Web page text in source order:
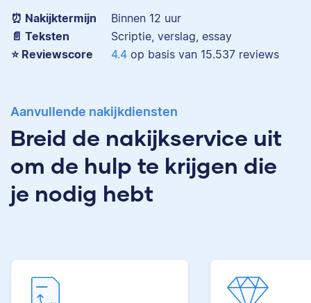
⏰ Nakijktermijn
Binnen 12 uur
📄 Teksten
Scriptie, verslag, essay
⭐️ Reviewscore
4.4 op basis van 15.537 reviews
Aanvullende nakijkdiensten
Breid de nakijkservice uit
om de hulp te krijgen die
je nodig hebt
geredigeerd.
Erica heeft Nederlands
gestudeerd en met 3,5
tot de top van Scribbrs
gestudeerd, heeft als
junior onderzoeker
gewerkt bij Tilburg
University en is nu
Lilianne